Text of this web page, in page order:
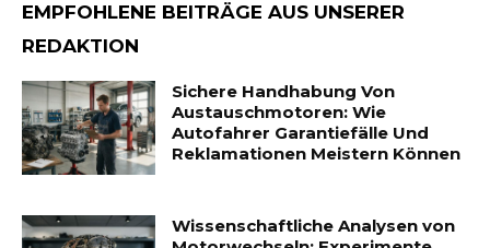
EMPFOHLENE BEITRÄGE AUS UNSERER
REDAKTION
Sichere Handhabung Von
Austauschmotoren: Wie
Autofahrer Garantiefälle Und
Reklamationen Meistern Können
Wissenschaftliche Analysen von